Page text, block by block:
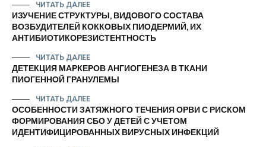
ЧИТАТЬ ДАЛЕЕ
ИЗУЧЕНИЕ СТРУКТУРЫ, ВИДОВОГО СОСТАВА
ВОЗБУДИТЕЛЕЙ КОККОВЫХ ПИОДЕРМИЙ, ИХ
АНТИБИОТИКОРЕЗИСТЕНТНОСТЬ
ЧИТАТЬ ДАЛЕЕ
ДЕТЕКЦИЯ МАРКЕРОВ АНГИОГЕНЕЗА В ТКАНИ
ПИОГЕННОЙ ГРАНУЛЕМЫ
ЧИТАТЬ ДАЛЕЕ
ОСОБЕННОСТИ ЗАТЯЖНОГО ТЕЧЕНИЯ ОРВИ С РИСКОМ
ФОРМИРОВАНИЯ СБО У ДЕТЕЙ С УЧЕТОМ
ИДЕНТИФИЦИРОВАННЫХ ВИРУСНЫХ ИНФЕКЦИЙ